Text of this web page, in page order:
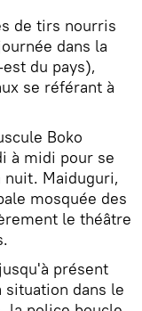
de tirs nourris
dans la
du pays),
se référant à
Boko
à midi pour se
Maiduguri,
mosquée des
le théâtre
présent
dans le